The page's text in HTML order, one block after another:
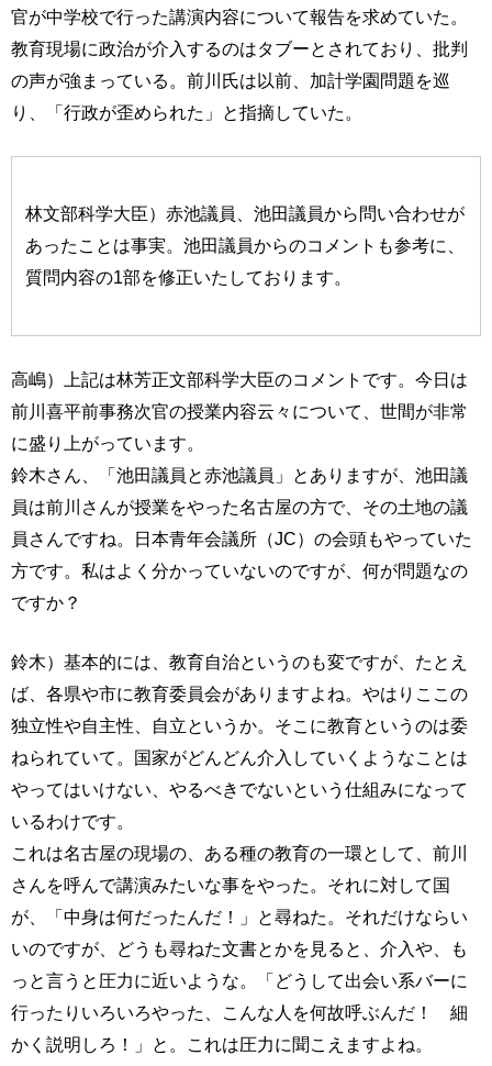
官が中学校で行った講演内容について報告を求めていた。
教育現場に政治が介入するのはタブーとされており、批判
の声が強まっている。前川氏は以前、加計学園問題を巡
り、「行政が歪められた」と指摘していた。
林文部科学大臣）赤池議員、池田議員から問い合わせが
あったことは事実。池田議員からのコメントも参考に、
質問内容の1部を修正いたしております。
高嶋）上記は林芳正文部科学大臣のコメントです。今日は
前川喜平前事務次官の授業内容云々について、世間が非常
に盛り上がっています。
鈴木さん、「池田議員と赤池議員」とありますが、池田議
員は前川さんが授業をやった名古屋の方で、その土地の議
員さんですね。日本青年会議所（JC）の会頭もやっていた
方です。私はよく分かっていないのですが、何が問題なの
ですか？
鈴木）基本的には、教育自治というのも変ですが、たとえ
ば、各県や市に教育委員会がありますよね。やはりここの
独立性や自主性、自立というか。そこに教育というのは委
ねられていて。国家がどんどん介入していくようなことは
やってはいけない、やるべきでないという仕組みになって
いるわけです。
これは名古屋の現場の、ある種の教育の一環として、前川
さんを呼んで講演みたいな事をやった。それに対して国
が、「中身は何だったんだ！」と尋ねた。それだけならい
いのですが、どうも尋ねた文書とかを見ると、介入や、も
っと言うと圧力に近いような。「どうして出会い系バーに
行ったりいろいろやった、こんな人を何故呼ぶんだ！ 細
かく説明しろ！」と。これは圧力に聞こえますよね。